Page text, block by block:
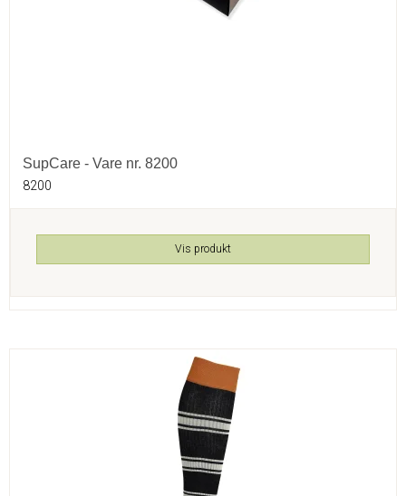
SupCare - Vare nr. 8200
8200
Vis produkt